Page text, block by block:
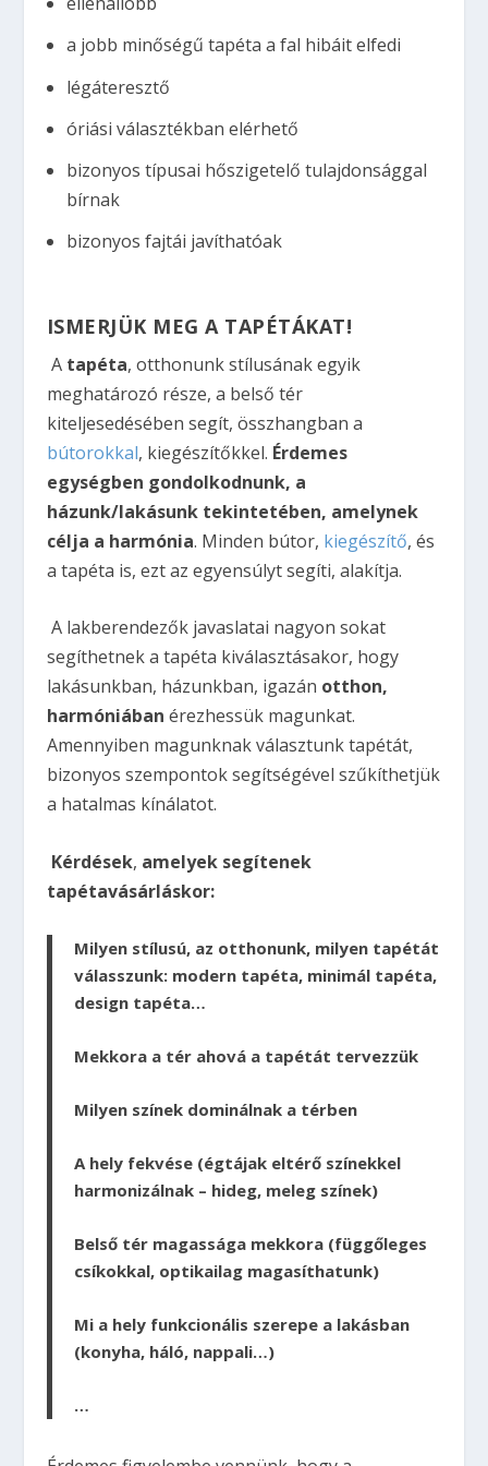
a jobb minőségű tapéta a fal hibáit elfedi
légáteresztő
óriási választékban elérhető
bizonyos típusai hőszigetelő tulajdonsággal
bírnak
bizonyos fajtái javíthatóak
ISMERJÜK MEG A TAPÉTÁKAT!
A tapéta, otthonunk stílusának egyik
meghatározó része, a belső tér
kiteljesedésében segít, összhangban a
bútorokkal, kiegészítőkkel. Érdemes
egységben gondolkodnunk, a
házunk/lakásunk tekintetében, amelynek
célja a harmónia. Minden bútor, kiegészítő, és
a tapéta is, ezt az egyensúlyt segíti, alakítja.
A lakberendezők javaslatai nagyon sokat
segíthetnek a tapéta kiválasztásakor, hogy
lakásunkban, házunkban, igazán otthon,
harmóniában érezhessük magunkat.
Amennyiben magunknak választunk tapétát,
bizonyos szempontok segítségével szűkíthetjük
a hatalmas kínálatot.
Kérdések, amelyek segítenek
tapétavásárláskor:
Milyen stílusú, az otthonunk, milyen tapétát
válasszunk: modern tapéta, minimál tapéta,
design tapéta…
Mekkora a térahová a tapétát tervezzük
Milyen színek dominálnaka térben
A hely fekvése(égtájak eltérő színekkel
harmonizálnak – hideg, meleg színek)
Belső tér magasságamekkora (függőleges
csíkokkal, optikailag magasíthatunk)
Mi a hely funkcionális szerepe a lakásban
(konyha, háló, nappali…)
…